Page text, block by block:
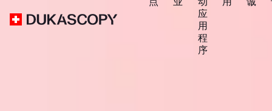
应
用
程
序